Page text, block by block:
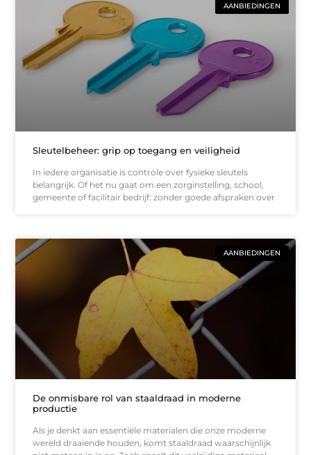
AANBIEDINGEN
Sleutelbeheer: grip op toegang en veiligheid
In iedere organisatie is controle over fysieke sleutels
belangrijk. Of het nu gaat om een zorginstelling, school,
gemeente of facilitair bedrijf: zonder goede afspraken over
AANBIEDINGEN
De onmisbare rol van staaldraad in moderne
productie
Als je denkt aan essentiële materialen die onze moderne
wereld draaiende houden, komt staaldraad waarschijnlijk